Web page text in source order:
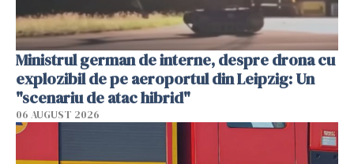
Ministrul german de interne, despre drona cu
explozibil de pe aeroportul din Leipzig: Un
"scenariu de atac hibrid"
06 AUGUST 2026